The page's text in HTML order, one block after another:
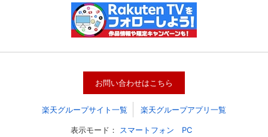
お問い合わせはこちら
楽天グループサイト一覧 楽天グループアプリ一覧
表示モード： スマートフォン PC